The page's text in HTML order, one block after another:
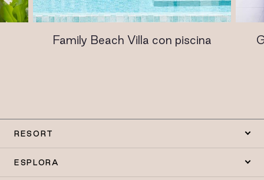
Family Beach Villa con piscina
RESORT
ESPLORA